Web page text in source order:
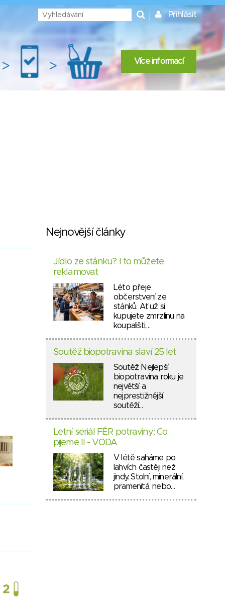
Přihlásit
> > Více informací
Nejnovější články
Jídlo ze stánku? I to můžete
reklamovat
Léto přeje
občerstvení ze
stánků. Ať už si
kupujete zmrzlinu na
koupališti,…
Soutěž biopotravina slaví 25 let
Soutěž Nejlepší
biopotravina roku je
největší a
nejprestižnější
soutěží…
Letní seriál FÉR potraviny: Co
pijeme II - VODA
V létě saháme po
lahvích častěji než
jindy. Stolní, minerální,
pramenitá, nebo…